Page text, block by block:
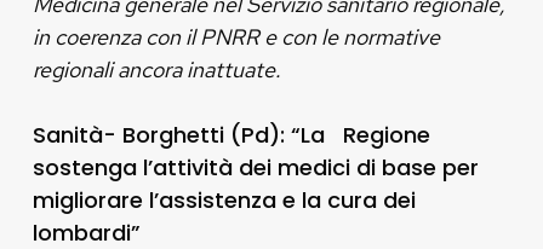
in coerenza con il PNRR e con le normative
regionali ancora inattuate.
Sanità- Borghetti (Pd): “La Regione
sostenga l’attività dei medici di base per
migliorare l’assistenza e la cura dei
lombardi”